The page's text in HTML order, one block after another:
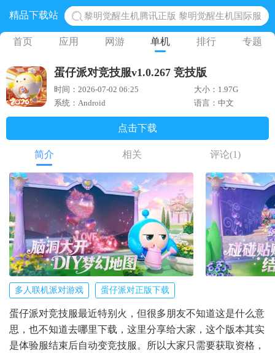
精品下载站
黎明觉醒生机腾讯正版 黎明觉醒生机国际服
蛋仔派对下载 蛋仔派对体验服
奥特曼王者传奇 正版奥特曼游戏
地铁跑酷体验服国际服 地铁跑酷体验服版本
网易光遇手游正版 点亮星空共庆周年
首页 应用 网游 单机 排行 专题
蛋仔派对竞技服v1.0.267 竞技版
时间：2026-07-02 06:25
大小：1.97G
系统：Android
语言：中文
点击下载
简介 相关 评论(1)
多人联机派对游戏 蛋仔派对正版下载
蛋仔派对竞技服最近特别火，但很多朋友不知道这是什么意
思，也不知道去哪里下载，这里分享给大家，这个版本其实
是体验服结束后自动变竞技服。所以大家只需要获取资格，